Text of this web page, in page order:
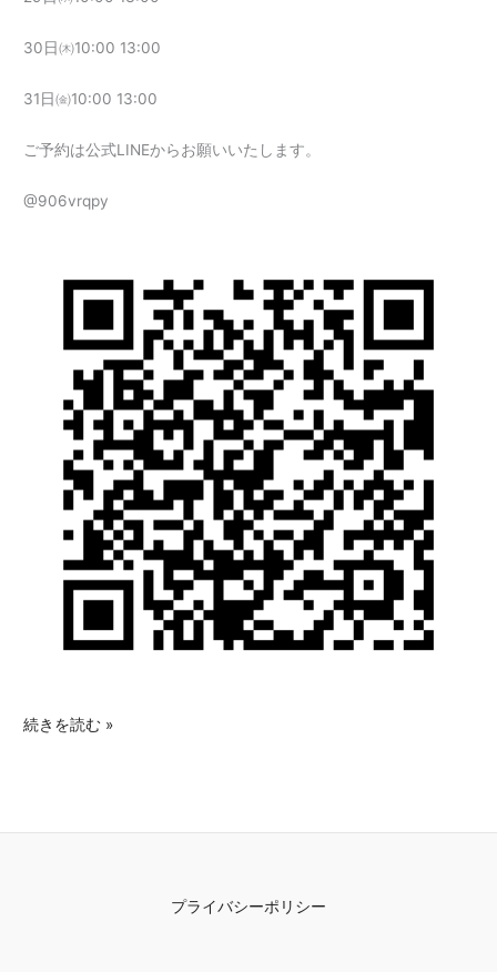
30日㈭10:00 13:00
31日㈮10:00 13:00
ご予約は公式LINEからお願いいたします。
@906vrqpy
続きを読む »
プライバシーポリシー